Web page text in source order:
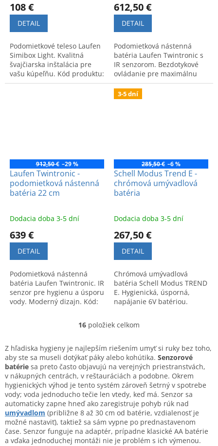
108 €
DETAIL
Podomietkové teleso Laufen
Simibox Light. Kvalitná
švajčiarska inštalácia pre
vašu kúpeľňu. Kód produktu:
3789800001011.
612,50 €
DETAIL
Podomietková nástenná
batéria Laufen Twintronic s
IR senzorom. Bezdotykové
ovládanie pre maximálnu
hygienu a moderný dizajn.
Kód výrobku:
3176474043211.
912,50 € –29 %
Laufen Twintronic -
podomietková nástenná
batéria 22 cm
Dodacia doba 3-5 dní
639 €
DETAIL
Podomietková nástenná
batéria Laufen Twintronic. IR
senzor pre hygienu a úsporu
vody. Moderný dizajn. Kód:
3-5 dní
285,50 € –6 %
Schell Modus Trend E -
chrómová umývadlová
batéria
Dodacia doba 3-5 dní
267,50 €
DETAIL
Chrómová umývadlová
batéria Schell Modus TREND
E. Hygienická, úsporná,
napájanie 6V batériou.
O
l
á
d
a
c
i
e
p
r
v
k
16 položiek celkom
Z hľadiska hygieny je najlepším riešením umyť si ruky bez toho,
aby ste sa museli dotýkať páky alebo kohútika. Senzorové
batérie sa preto často objavujú na verejných priestranstvách,
v nákupných centrách, v reštauráciách a podobne. Okrem
hygienických výhod je tento systém zároveň šetrný v spotrebe
vody; voda jednoducho tečie len vtedy, keď má. Senzor sa
automaticky zapne hneď ako zaregistruje pohyb rúk nad
umývadlom (približne 8 až 30 cm od batérie, vzdialenosť je
možné nastaviť), taktiež sa sám vypne po prednastavenom
čase. Senzor funguje na adaptér, prípadne klasické AA batérie
a vďaka jednoduchej montáži nie je problém s ich výmenou.